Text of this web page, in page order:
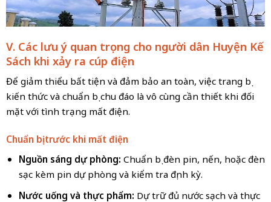
V. Các lưu ý quan trọng cho người dân Huyện Kế
Sách khi xảy ra cúp điện
Để giảm thiểu bất tiện và đảm bảo an toàn, việc trang bị
kiến thức và chuẩn bị chu đáo là vô cùng cần thiết khi đối
mặt với tình trạng mất điện.
Chuẩn bị trước khi mất điện
Nguồn sáng dự phòng: Chuẩn bị đèn pin, nến, hoặc đèn
sạc kèm pin dự phòng và kiểm tra định kỳ.
Nước uống và thực phẩm: Dự trữ đủ nước sạch và thực